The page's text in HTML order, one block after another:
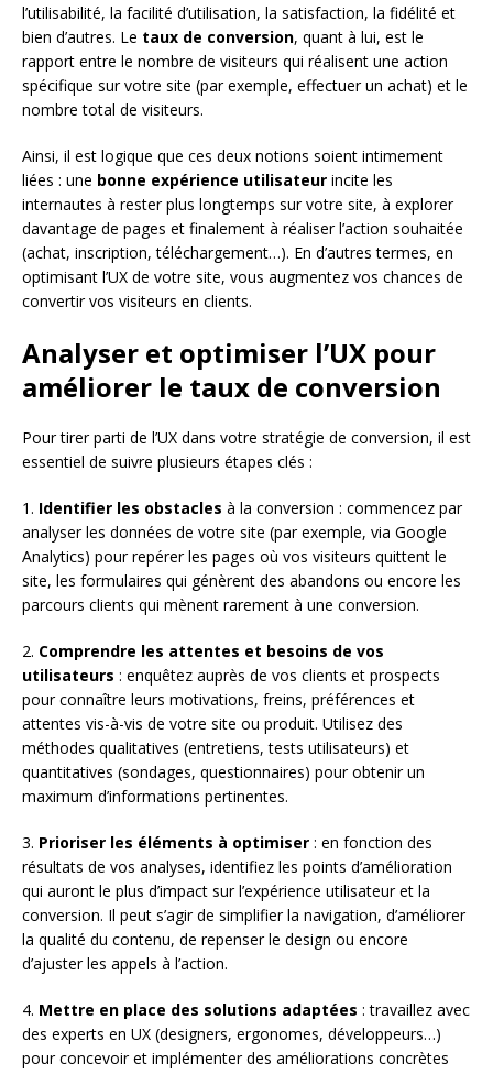
l’utilisabilité, la facilité d’utilisation, la satisfaction, la fidélité et
bien d’autres. Le taux de conversion, quant à lui, est le
rapport entre le nombre de visiteurs qui réalisent une action
spécifique sur votre site (par exemple, effectuer un achat) et le
nombre total de visiteurs.
Ainsi, il est logique que ces deux notions soient intimement
liées : une bonne expérience utilisateur incite les
internautes à rester plus longtemps sur votre site, à explorer
davantage de pages et finalement à réaliser l’action souhaitée
(achat, inscription, téléchargement…). En d’autres termes, en
optimisant l’UX de votre site, vous augmentez vos chances de
convertir vos visiteurs en clients.
Analyser et optimiser l’UX pour
améliorer le taux de conversion
Pour tirer parti de l’UX dans votre stratégie de conversion, il est
essentiel de suivre plusieurs étapes clés :
1. Identifier les obstacles à la conversion : commencez par
analyser les données de votre site (par exemple, via Google
Analytics) pour repérer les pages où vos visiteurs quittent le
site, les formulaires qui génèrent des abandons ou encore les
parcours clients qui mènent rarement à une conversion.
2. Comprendre les attentes et besoins de vos
utilisateurs : enquêtez auprès de vos clients et prospects
pour connaître leurs motivations, freins, préférences et
attentes vis-à-vis de votre site ou produit. Utilisez des
méthodes qualitatives (entretiens, tests utilisateurs) et
quantitatives (sondages, questionnaires) pour obtenir un
maximum d’informations pertinentes.
3. Prioriser les éléments à optimiser : en fonction des
résultats de vos analyses, identifiez les points d’amélioration
qui auront le plus d’impact sur l’expérience utilisateur et la
conversion. Il peut s’agir de simplifier la navigation, d’améliorer
la qualité du contenu, de repenser le design ou encore
d’ajuster les appels à l’action.
4. Mettre en place des solutions adaptées : travaillez avec
des experts en UX (designers, ergonomes, développeurs…)
pour concevoir et implémenter des améliorations concrètes